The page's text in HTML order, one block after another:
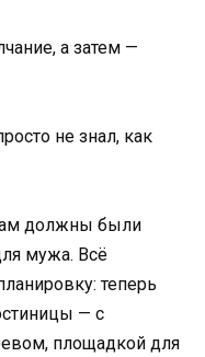
а затем —
не знал, как
должны были
мужа. Всё
теперь
— с
площадкой для